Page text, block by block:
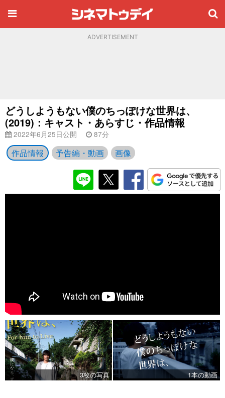
ADVERTISEMENT
どうしようもない僕のちっぽけな世界は、
(2019)：キャスト・あらすじ・作品情報
2022年6月25日公開 87分
作品情報 予告編・動画 画像
3枚の写真 1本の動画